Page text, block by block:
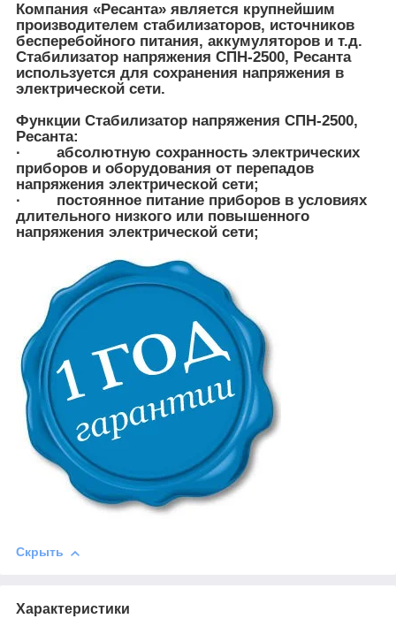
Компания «Ресанта» является крупнейшим
производителем стабилизаторов, источников
бесперебойного питания, аккумуляторов и т.д.
Стабилизатор напряжения СПН-2500, Ресанта
используется для сохранения напряжения в
электрической сети.
Функции Стабилизатор напряжения СПН-2500,
Ресанта:
· абсолютную сохранность электрических
приборов и оборудования от перепадов
напряжения электрической сети;
· постоянное питание приборов в условиях
длительного низкого или повышенного
напряжения электрической сети;
Скрыть
Характеристики